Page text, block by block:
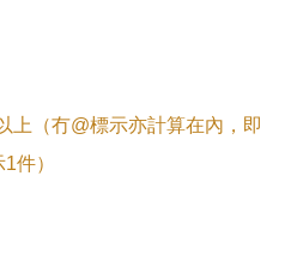
上（冇@標示亦計算在內，即
件）